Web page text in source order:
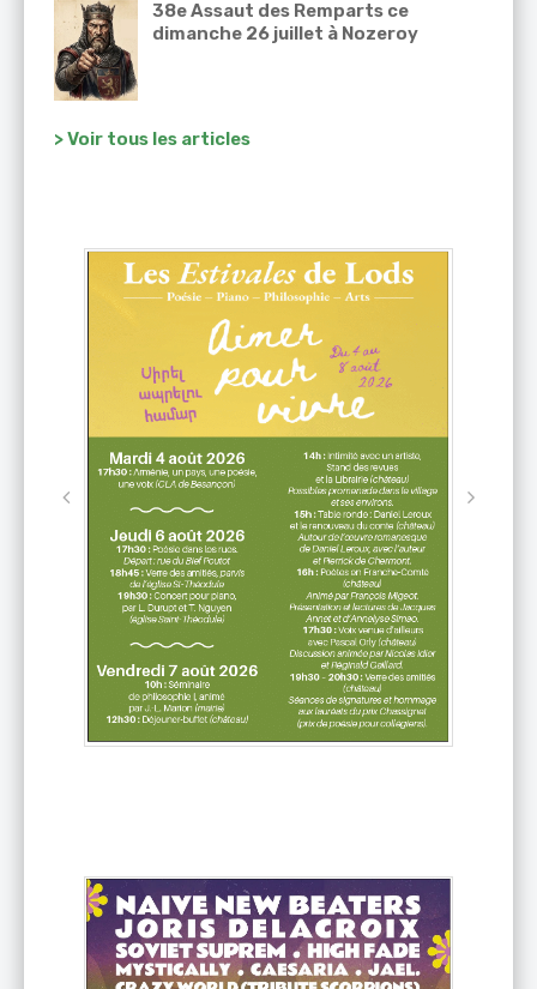
38e Assaut des Remparts ce
dimanche 26 juillet à Nozeroy
> Voir tous les articles